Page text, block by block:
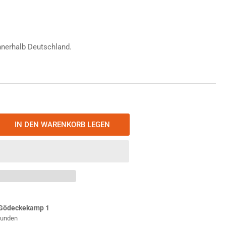
Deutschland.
IN DEN WARENKORB LEGEN
1